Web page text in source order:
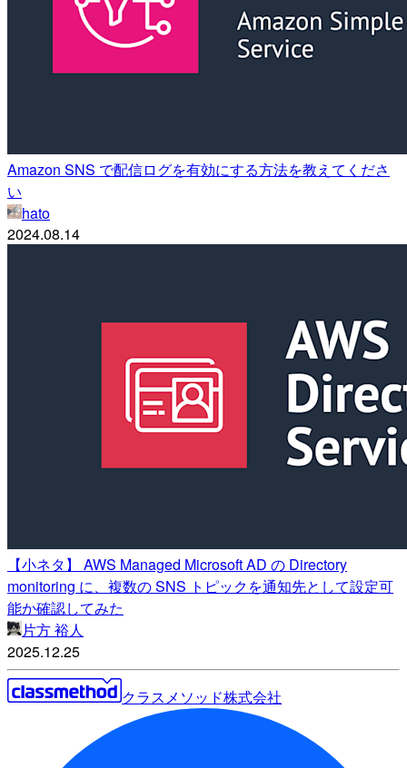
Amazon SNS で配信ログを有効にする方法を教えてくださ
い
hato
2024.08.14
【小ネタ】 AWS Managed Microsoft AD の Directory
monitoring に、複数の SNS トピックを通知先として設定可
能か確認してみた
片方 裕人
2025.12.25
クラスメソッド株式会社